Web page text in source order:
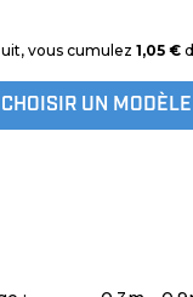
vous cumulez 1,05 €
CHOISIR UN MODÈLE